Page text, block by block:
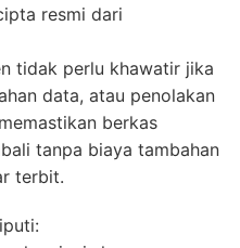
resmi dari
tidak perlu khawatir jika
data, atau penolakan
berkas
tanpa biaya tambahan
terbit.